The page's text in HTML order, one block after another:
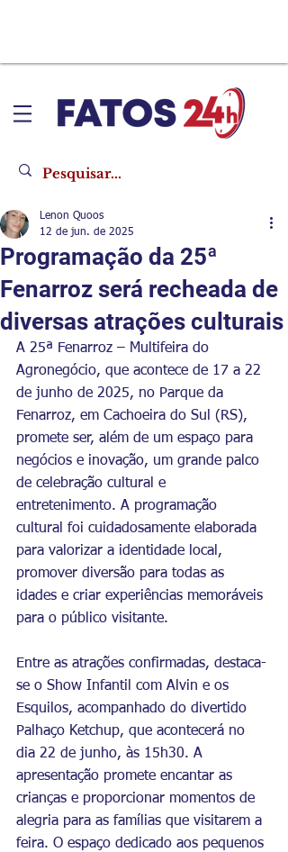
Programação da 25ª
Fenarroz será recheada de
diversas atrações culturais
Lenon Quoos
12 de jun. de 2025
A 25ª Fenarroz – Multifeira do
Agronegócio, que acontece de 17 a 22
de junho de 2025, no Parque da
Fenarroz, em Cachoeira do Sul (RS),
promete ser, além de um espaço para
negócios e inovação, um grande palco
de celebração cultural e
entretenimento. A programação
cultural foi cuidadosamente elaborada
para valorizar a identidade local,
promover diversão para todas as
idades e criar experiências memoráveis
para o público visitante.
Entre as atrações confirmadas, destaca-
se o Show Infantil com Alvin e os
Esquilos, acompanhado do divertido
Palhaço Ketchup, que acontecerá no
dia 22 de junho, às 15h30. A
apresentação promete encantar as
crianças e proporcionar momentos de
alegria para as famílias que visitarem a
feira. O espaço dedicado aos pequenos